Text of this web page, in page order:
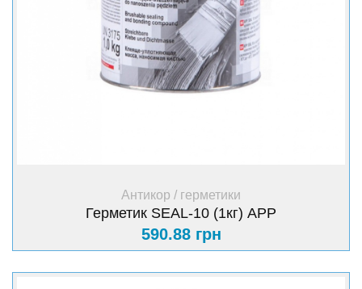
+ Купить
Антикор / герметики
Герметик SEAL-10 (1кг) АРР
590.88 грн